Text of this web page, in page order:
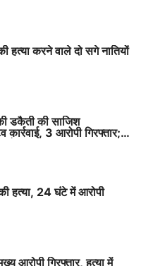
हत्या करने वाले दो सगे नातियों
डकैती की साजिश
3 आरोपी गिरफ्तार;
बरामद
हत्या, 24 घंटे में आरोपी
आरोपी गिरफ्तार, हत्या में